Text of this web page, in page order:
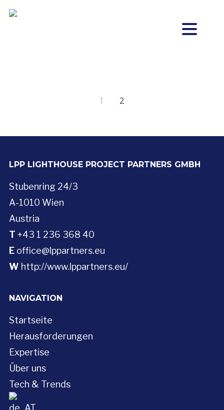
1 2
LPP LIGHTHOUSE PROJECT PARTNERS GMBH
Stubenring 24/3
A-1010 Wien
Austria
T +43 1 236 368 40
Eoffice@lppartners.eu
W http://www.lppartners.eu/
NAVIGATION
Startseite
Herausforderungen
Expertise
Über uns
Tech & Trends